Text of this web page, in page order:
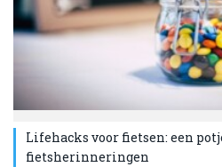
Lifehacks voor fietsen: een
fietsherinneringen